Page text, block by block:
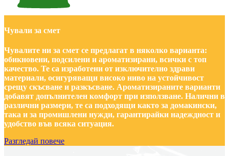
Чували за смет
Чувалите ни за смет се предлагат в няколко варианта:
обикновени, подсилени и ароматизирани, всички с топ
качество. Те са изработени от изключително здрави
материали, осигуряващи високо ниво на устойчивост
срещу скъсване и разкъсване. Ароматизираните варианти
добавят допълнителен комфорт при използване. Налични в
различни размери, те са подходящи както за домакински,
така и за промишлени нужди, гарантирайки надеждност и
удобство във всяка ситуация.
Разгледай повече